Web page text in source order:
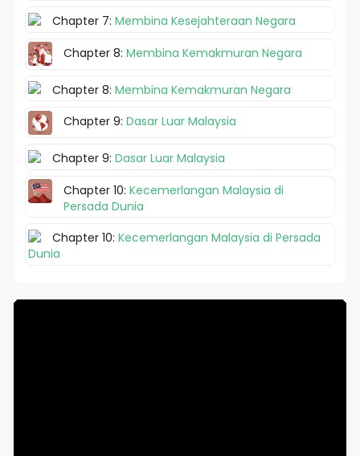
Chapter 7:Membina Kesejahteraan Negara
Chapter 8:Membina Kemakmuran Negara
Chapter 8:Membina Kemakmuran Negara
Chapter 9:Dasar Luar Malaysia
Chapter 9:Dasar Luar Malaysia
Chapter 10:Kecemerlangan Malaysia di
Persada Dunia
Chapter 10:Kecemerlangan Malaysia di Persada
Dunia